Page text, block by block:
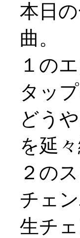
本日
曲。
１の
タッ
どう
を延
２の
チェ
生チ